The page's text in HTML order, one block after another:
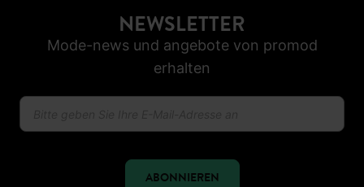
NEWSLETTER
Mode-news und angebote von promod
erhalten
ABONNIEREN